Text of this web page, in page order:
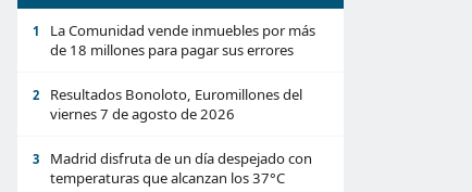
1
La Comunidad vende inmuebles por más
de 18 millones para pagar sus errores
2
Resultados Bonoloto, Euromillones del
viernes 7 de agosto de 2026
3
Madrid disfruta de un día despejado con
temperaturas que alcanzan los 37°C